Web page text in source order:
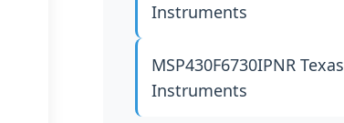
Instruments
MSP430F6730IPNRTexas
Instruments